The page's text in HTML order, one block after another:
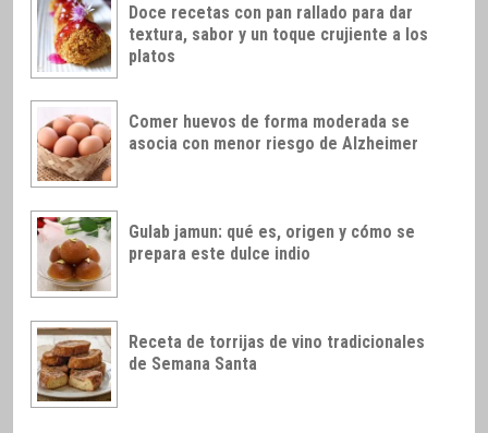
Doce recetas con pan rallado para dar
textura, sabor y un toque crujiente a los
platos
Comer huevos de forma moderada se
asocia con menor riesgo de Alzheimer
Gulab jamun: qué es, origen y cómo se
prepara este dulce indio
Receta de torrijas de vino tradicionales
de Semana Santa